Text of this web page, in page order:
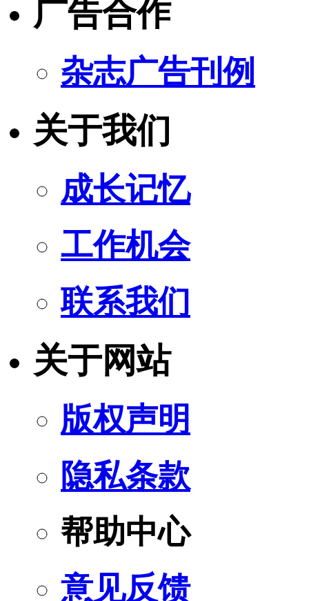
广告合作
杂志广告刊例
关于我们
成长记忆
工作机会
联系我们
关于网站
版权声明
隐私条款
帮助中心
意见反馈